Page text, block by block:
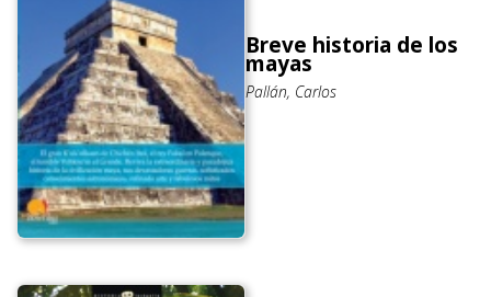
Breve historia de los
mayas
Pallán, Carlos